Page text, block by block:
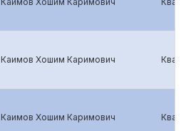
Каимов Хошим Каримович
Каимов Хошим Каримович